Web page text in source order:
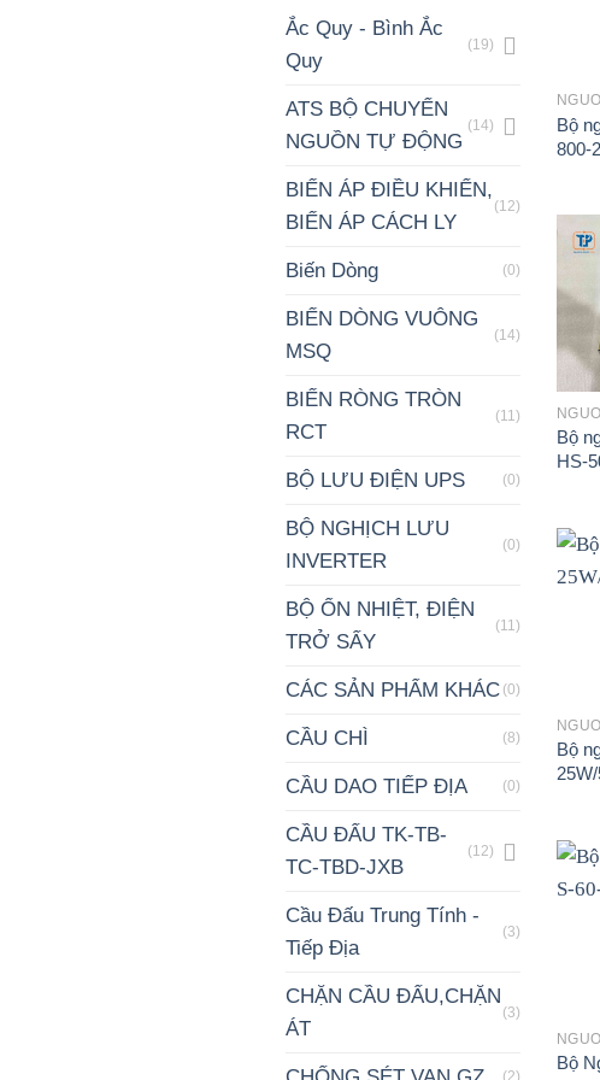
Ắc Quy - Bình Ắc
Quy
(19)
ATS BỘ CHUYỂN
NGUỒN TỰ ĐỘNG
(14)
BIẾN ÁP ĐIỀU KHIỂN,
BIẾN ÁP CÁCH LY
(12)
Biến Dòng (0)
BIẾN DÒNG VUÔNG
MSQ
(14)
BIẾN RÒNG TRÒN
RCT
(11)
BỘ LƯU ĐIỆN UPS (0)
BỘ NGHỊCH LƯU
INVERTER
(0)
BỘ ỔN NHIỆT, ĐIỆN
TRỞ SẤY
(11)
CÁC SẢN PHẨM KHÁC (0)
CẦU CHÌ (8)
CẦU DAO TIẾP ĐỊA (0)
CẦU ĐẤU TK-TB-
TC-TBD-JXB
(12)
Cầu Đấu Trung Tính -
Tiếp Địa
(3)
CHẶN CẦU ĐẤU,CHẶN
ÁT
(3)
Bộ
800-
+
Bộ
HS-
Bộ
Bộ